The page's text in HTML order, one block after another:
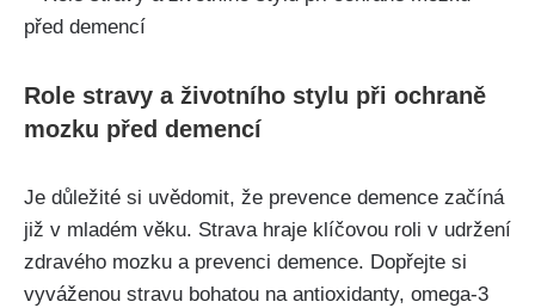
Role stravy a životního stylu při ochraně
mozku před demencí
Je důležité si uvědomit, že prevence demence začíná
již v mladém věku. Strava hraje klíčovou roli v udržení
zdravého mozku a prevenci demence. Dopřejte si
vyváženou stravu bohatou na antioxidanty, omega-3